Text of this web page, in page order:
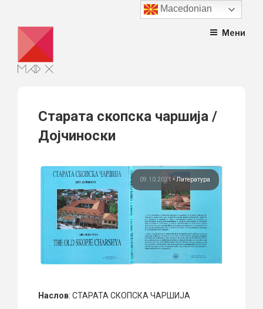
content
Мени
Старата скопска чаршија /
Дојчиноски
09.10.2021 •Литература
Наслов: СТАРАТА СКОПСКА ЧАРШИЈА
Macedonian